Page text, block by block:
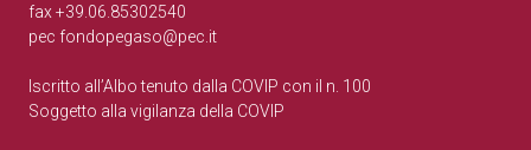
fax +39.06.85302540
pec fondopegaso@pec.it
Iscritto all’Albo tenuto dalla COVIP con il n. 100
Soggetto alla vigilanza della COVIP